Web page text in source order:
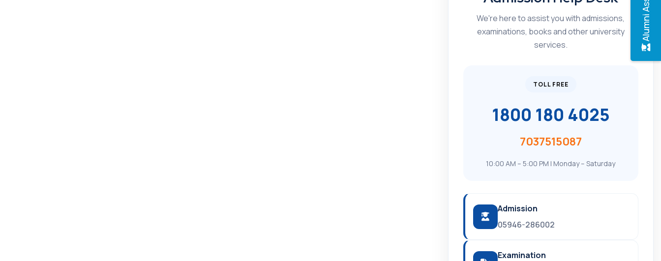
We're here to assist you with admissions,
examinations, books and other university
services.
TOLL FREE
1800 180 4025
7037515087
10:00 AM – 5:00 PM | Monday – Saturday
Admission
05946-286002
Examination